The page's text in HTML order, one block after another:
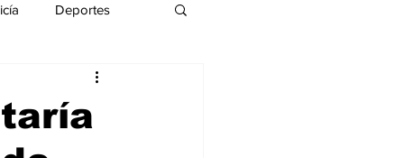
Deportes